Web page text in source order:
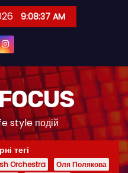
9:08:39 AM
style подій
тегі
Orchestra
Оля Полякова